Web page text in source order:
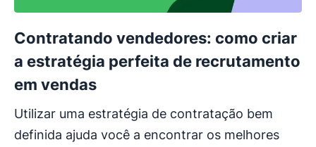
Contratando vendedores: como criar
a estratégia perfeita de recrutamento
em vendas
Utilizar uma estratégia de contratação bem
definida ajuda você a encontrar os melhores